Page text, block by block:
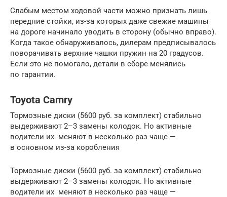
Слабым местом ходовой части можно признать лишь
передние стойки, из-за которых даже свежие машины
на дороге начинало уводить в сторону (обычно вправо).
Когда такое обнаруживалось, дилерам предписывалось
поворачивать верхние чашки пружин на 20 градусов.
Если это не помогало, детали в сборе менялись
по гарантии.
Toyota Camry
Тормозные диски (5600 руб. за комплект) стабильно
выдерживают 2–3 замены колодок. Но активные
водители их меняют в несколько раз чаще —
в основном из-за коробления
Тормозные диски (5600 руб. за комплект) стабильно
выдерживают 2–3 замены колодок. Но активные
водители их меняют в несколько раз чаще —